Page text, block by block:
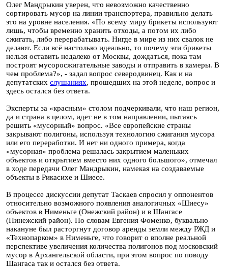
Олег Мандрыкин уверен, что невозможно качественно
сортировать мусор на линии транспортера, правильно делать
это на уровне населения. «По всему миру брикеты используют
лишь, чтобы временно хранить отходы, а потом их либо
сжигать, либо перерабатывать. Нигде в мире из них свалок не
делают. Если всё настолько идеально, то почему эти брикеты
нельзя оставить недалеко от Москвы, дождаться, пока там
построят мусоросжигательные заводы и отправить в камеры. В
чем проблема?», - задал вопрос северодвинец. Как и на
депутатских слушаниях, прошедших на этой неделе, вопрос и
здесь остался без ответа.
Эксперты за «красным» столом подчеркивали, что наш регион,
да и страна в целом, идет не в том направлении, пытаясь
решить «мусорный» вопрос. «Все европейские страны
закрывают полигоны, используя технологию сжигания мусора
или его переработки. И нет ни одного примера, когда
«мусорная» проблема решалась закрытием маленьких
объектов и открытием вместо них одного большого», отмечал
в ходе передачи Олег Мандрыкин, намекая на создаваемые
объекты в Рикасихе и Шиесе.
В процессе дискуссии депутат Таскаев спросил у оппонентов
относительно возможного появления аналогичных «Шиесу»
объектов в Нименьге (Онежский район) и в Шангасе
(Пинежский район). По словам Евгения Фоменко, буквально
накануне был расторгнут договор аренды земли между РЖД и
«Технопарком» в Нименьге, что говорит о вполне реальной
перспективе увеличения количества полигонов под московский
мусор в Архангельской области, при этом вопрос по поводу
Шангаса так и остался без ответа.